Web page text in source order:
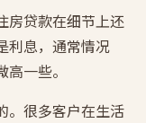
房贷款在细节上还
利息，通常情况
一些。
。很多客户在生活